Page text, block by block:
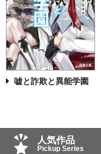
嘘と詐欺と異能学園
人気作品
Pickup Series